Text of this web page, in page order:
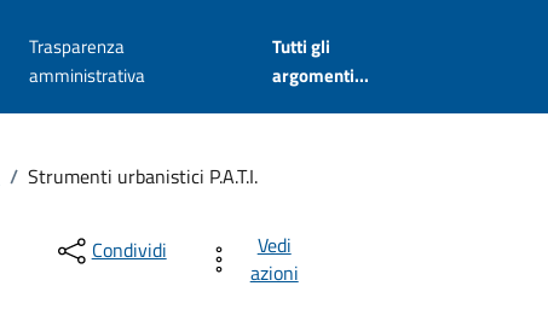
Trasparenza
amministrativa
Tutti gli
argomenti...
/ Strumenti urbanistici P.A.T.I.
Condividi
Vedi
azioni